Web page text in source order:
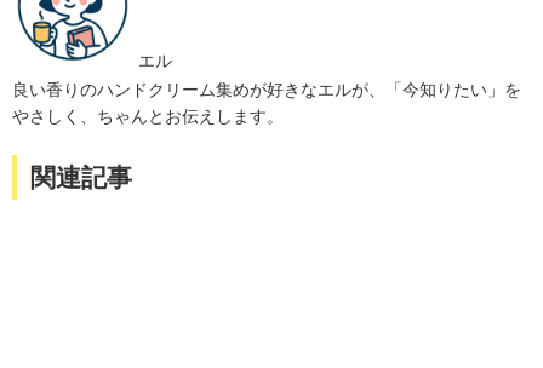
エル
良い香りのハンドクリーム集めが好きなエルが、「今知りたい」を
やさしく、ちゃんとお伝えします。
関連記事